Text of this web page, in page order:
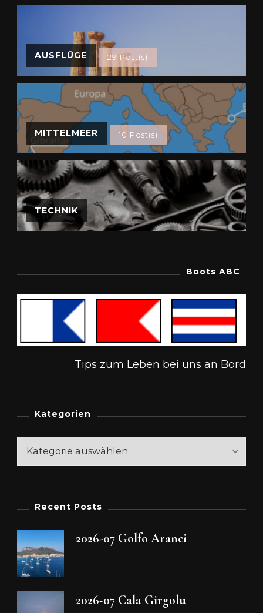
AUSFLÜGE 29 Post(s)
MITTELMEER 10 Post(s)
TECHNIK
Boots ABC
Tips zum Leben bei uns an Bord
Kategorien
Kategorien
Recent Posts
2026-07 Golfo Aranci
2026-07 Cala Girgolu